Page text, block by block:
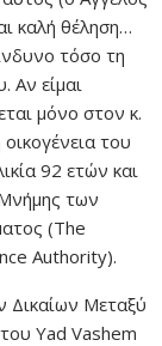
καλή θέληση…
τόσο τη
Αν είμαι
μόνο στον κ.
του
92 ετών και
των
(The
Authority).
Δικαίων Μεταξύ
Yad Vashem